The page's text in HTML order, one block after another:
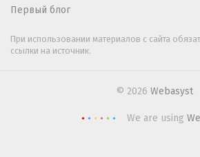
Первый блог
При использовании материалов с сайта
ссылки на источник.
© 2026 Webasyst
We are using